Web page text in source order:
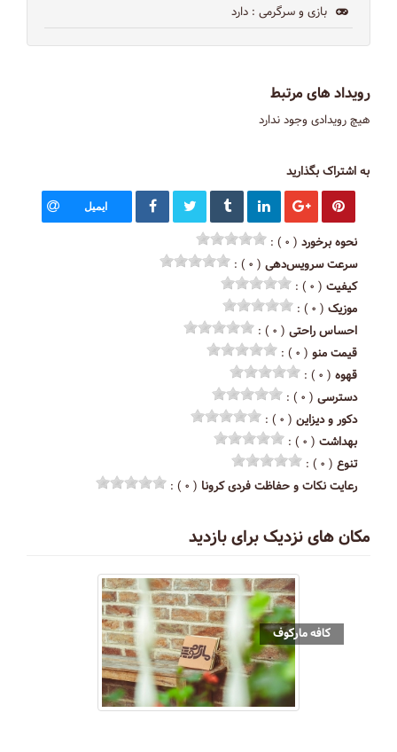
بازی و سرگرمی : دارد
رویداد های مرتبط
هیچ رویدادی وجود ندارد
به اشتراک بگذارید
ایمیل
نحوه برخورد ( ۰ ) :
سرعت سرویس‌دهی ( ۰ ) :
کیفیت ( ۰ ) :
موزیک ( ۰ ) :
احساس راحتی ( ۰ ) :
قیمت منو ( ۰ ) :
قهوه ( ۰ ) :
دسترسی ( ۰ ) :
دکور و دیزاین ( ۰ ) :
بهداشت ( ۰ ) :
تنوع ( ۰ ) :
رعایت نکات و حفاظت فردی کرونا ( ۰ ) :
مکان های نزدیک برای بازدید
کافه مارکوف